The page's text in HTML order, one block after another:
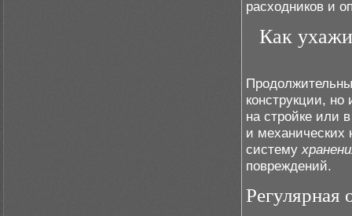
расходников и
Как
конструкции, но
на стройке или
и механических
систему
повреждений.
Регулярная